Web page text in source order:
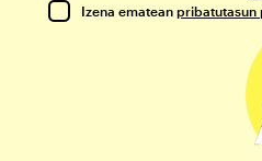
Izena ematean pribatutasun